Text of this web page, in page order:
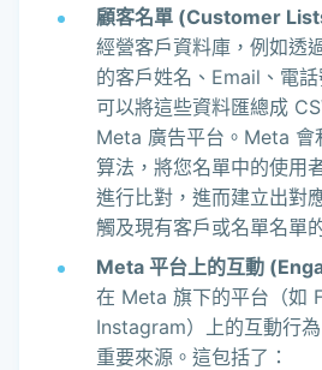
顧客名單 (Customer
經營客戶資料庫，例如透
的客戶姓名、Email、電
可以將這些資料匯總成
Meta 廣告平台。Meta 會
算法，將您名單中的使用
進行比對，進而建立出對
觸及現有客戶或名單名單
Meta 平台上的互動
在 Meta 旗下的平台（如
Instagram）上的互動行
重要來源。這包括了：